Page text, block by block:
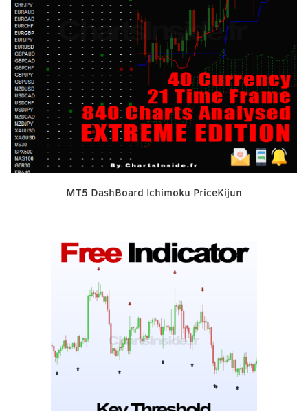
MT5 DashBoard Ichimoku PriceKijun